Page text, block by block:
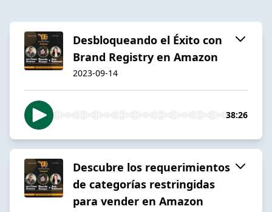
Desbloqueando el Éxito con
Brand Registry en Amazon
2023-09-14
38:26
Descubre los requerimientos
de categorías restringidas
para vender en Amazon